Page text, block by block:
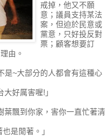
戒掉，他又不願
意；議員支持某法
案，但迫於民意或
黨意，只好投反對
票；顧客想要訂
由。
是~大部分的人都會有這種心
大好厲害喔!｣
葉飄到你家，害你一直忙著清
是閒著。」